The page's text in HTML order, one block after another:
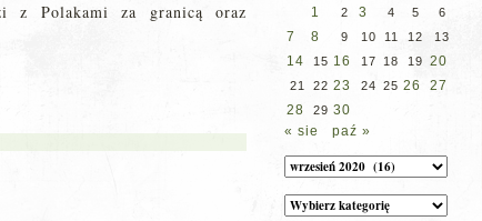
z Polakami za granicą oraz
1 2 3 4 5 6
7 8 9 10 11 12 13
14 15 16 17 18 19 20
21 22 23 24 25 26
27
28
29 30
« sie
paź »
Archiwum
Kategorie
wpisów